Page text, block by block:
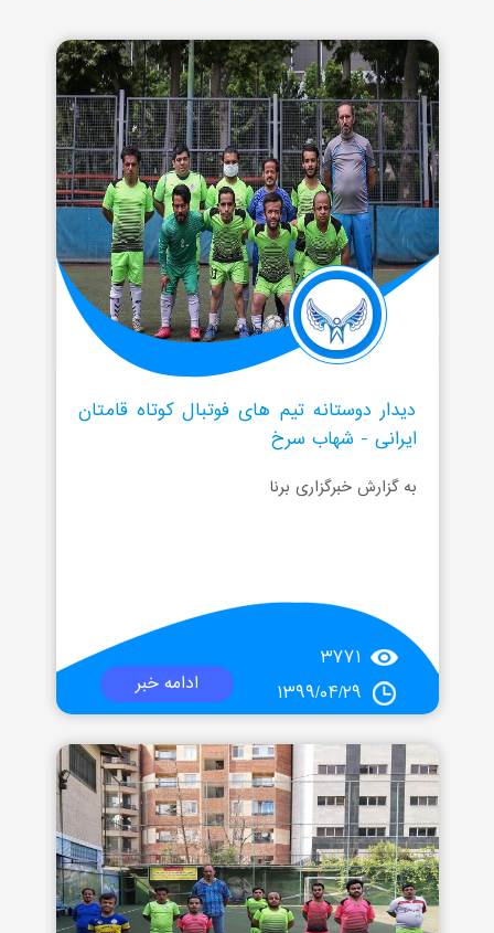
دیدار دوستانه تیم های فوتبال کوتاه قامتان
ایرانی - شهاب سرخ
به گزارش خبرگزاری برنا
ادامه خبر
۳۷۷۱
۱۳۹۹/۰۴/۲۹